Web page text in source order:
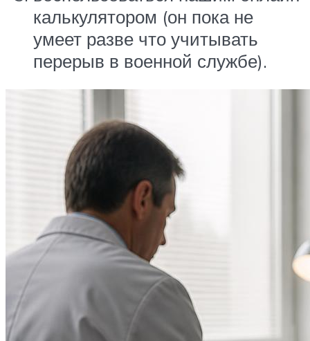
калькулятором (он пока не
умеет разве что учитывать
перерыв в военной службе).